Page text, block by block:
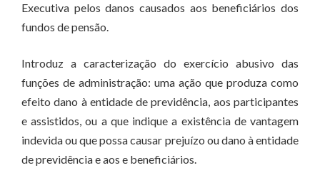
Executiva pelos danos causados aos beneficiários dos
fundos de pensão.
Introduz a caracterização do exercício abusivo das
funções de administração: uma ação que produza como
efeito dano à entidade de previdência, aos participantes
e assistidos, ou a que indique a existência de vantagem
indevida ou que possa causar prejuízo ou dano à entidade
de previdência e aos e beneficiários.